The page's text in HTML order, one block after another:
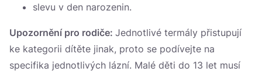
slevu v den narozenin.
Upozornění pro rodiče: Jednotlivé termály přistupují
ke kategorii dítěte jinak, proto se podívejte na
specifika jednotlivých lázní. Malé děti do 13 let musí